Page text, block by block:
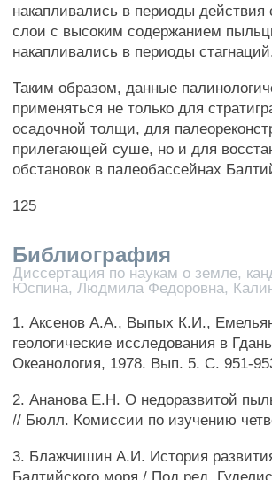
накапливались в периоды
слои с высоким содержанием
накапливались в периоды
Таким образом, данные
применяться не только для
осадочной толщи, для
прилегающей суше, но и для
обстановок в палеобассейнах
125
Библиография
Диссертация по наукам о земле,
Юспина, Людмила Федоровна,
1. Аксенов А.А., Выпых К.И.,
геологические исследования в
Океанология, 1978. Вып. 5. С. 951-
2. Ананова Е.Н. О недоразвитой
// Бюлл. Комиссии по изучению
3. Блажчишин А.И. История
Балтийского моря / Под ред.